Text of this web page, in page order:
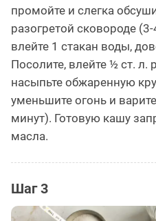
промойте и слегка
разогретой сковороде
влейте 1 стакан воды,
Посолите, влейте ½ ст. л.
насыпьте обжаренную
уменьшите огонь и
минут). Готовую кашу
масла.
Шаг 3